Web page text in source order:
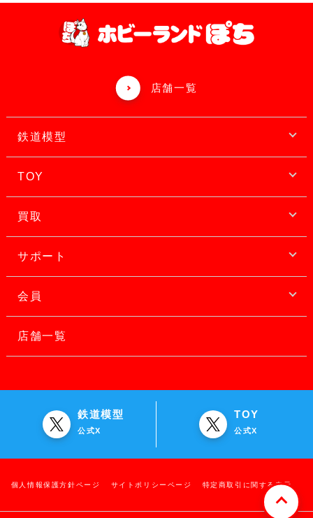
店舗一覧
鉄道模型
TOY
買取
サポート
会員
店舗一覧
鉄道模型
公式X
TOY
公式X
個人情報保護方針ページ サイトポリシーページ 特定商取引に関する表示